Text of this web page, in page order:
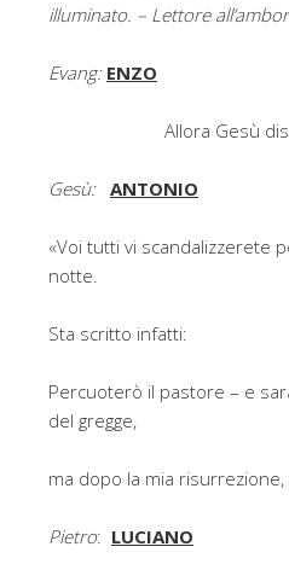
illuminato. – Lettore
Evang: ENZO
Allora Gesù
Gesù: ANTONIO
«Voi tutti vi scandalizzerete
notte.
Sta scritto infatti:
Percuoterò il pastore – e
del gregge,
ma dopo la mia
Pietro: LUCIANO